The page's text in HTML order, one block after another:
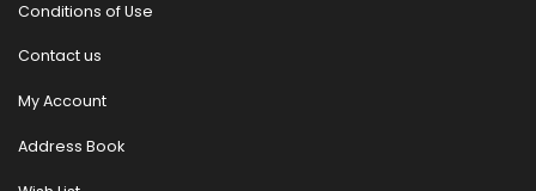
Conditions of Use
Contact us
My Account
Address Book